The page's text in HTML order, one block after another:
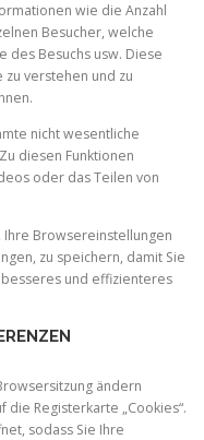
wie die Anzahl
Besucher, welche
des Besuchs usw. Diese
verstehen und zu
nicht wesentliche
diesen Funktionen
oder das Teilen von
Ihre Browsereinstellungen
zu speichern, damit Sie
und effizienteres
ändern
die Registerkarte „Cookies“.
sodass Sie Ihre